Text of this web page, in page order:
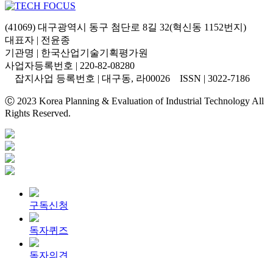
(41069) 대구광역시 동구 첨단로 8길 32(혁신동 1152번지)
대표자 | 전윤종
기관명 | 한국산업기술기획평가원
사업자등록번호 | 220-82-08280
잡지사업 등록번호 | 대구동, 라00026 ISSN | 3022-7186
Ⓒ 2023 Korea Planning & Evaluation of Industrial Technology All
Rights Reserved.
구독신청
독자퀴즈
독자의견